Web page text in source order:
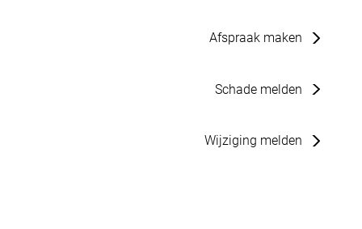
Afspraak maken
Schade melden
Wijziging melden